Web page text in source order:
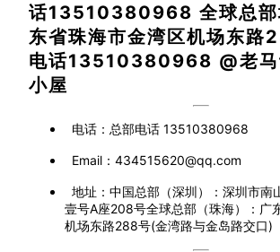
话13510380968 全球总部
东省珠海市金湾区机场东路
电话13510380968 @老
小屋
电话： 总部电话 13510380968
Email： 434515620@qq.com
地址： 中国总部（深圳）：深圳市南
壹号A座208号全球总部（珠海）：广
机场东路288号(金湾路与金岛路交口)